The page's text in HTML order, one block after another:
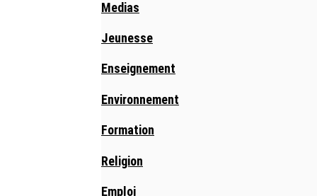
Medias
Jeunesse
Enseignement
Environnement
Formation
Religion
Emploi